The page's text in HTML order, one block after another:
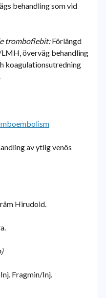
behandling som vid
tromboflebit:Förlängd
överväg behandling
koagulationsutredning
av ytlig venös
Hirudoid.
Fragmin/Inj.